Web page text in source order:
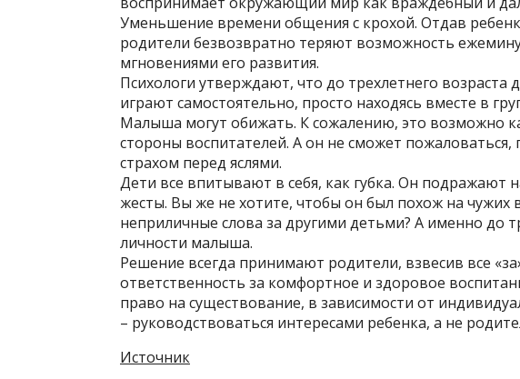
Уменьшение времени общения с крохой. Отдав
родители безвозвратно теряют возможность
мгновениями его развития.
Психологи утверждают, что до трехлетнего возраста
играют самостоятельно, просто находясь вместе в
Малыша могут обижать. К сожалению, это возможно
стороны воспитателей. А он не сможет пожаловаться,
страхом перед яслями.
Дети все впитывают в себя, как губка. Он подражают
жесты. Вы же не хотите, чтобы он был похож на чужих
неприличные слова за другими детьми? А именно до
личности малыша.
Решение всегда принимают родители, взвесив все
ответственность за комфортное и здоровое
право на существование, в зависимости от
– руководствоваться интересами ребенка, а не
Источник